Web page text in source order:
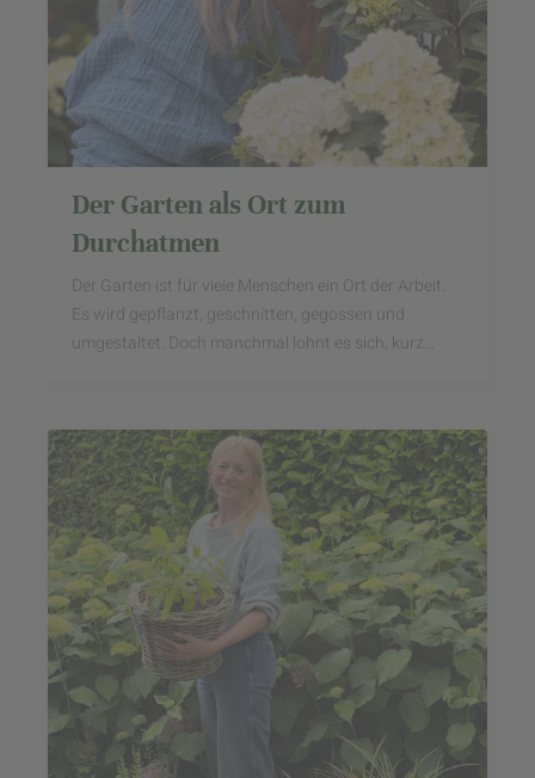
Der Garten als Ort zum
Durchatmen
Der Garten ist für viele Menschen ein Ort der Arbeit.
Es wird gepflanzt, geschnitten, gegossen und
umgestaltet. Doch manchmal lohnt es sich, kurz